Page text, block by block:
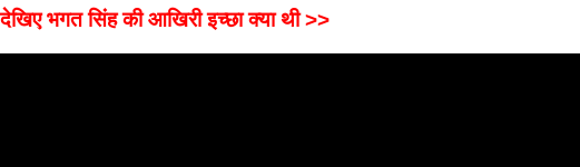
देखिए भगत सिंह की आखिरी इच्छा क्या थी >>